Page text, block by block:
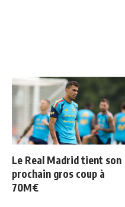
Le Real Madrid tient son
prochain gros coup à
70M€